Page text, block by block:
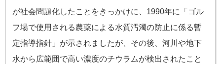
が社会問題化したことをきっかけに、1990年に「ゴル
フ場で使用される農薬による水質汚濁の防止に係る暫
定指導指針」が示されましたが、その後、河川や地下
水から広範囲で高い濃度のチウラムが検出されたこと